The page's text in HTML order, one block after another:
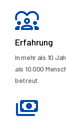
Erfahrung
In mehr als 10
als 10.000
betreut.